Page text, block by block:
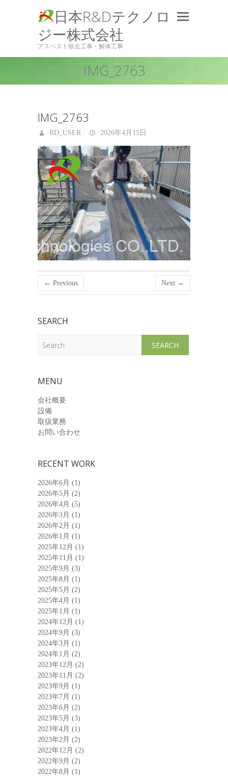
日本R&Dテクノロ
ジー株式会社
アスベスト除去工事・解体工事
IMG_2763
IMG_2763
RD_USER 2026年4月15日
← Previous Next →
SEARCH
MENU
会社概要
設備
取扱業務
お問い合わせ
RECENT WORK
2026年6月 (1)
2026年5月 (2)
2026年4月 (5)
2026年3月 (1)
2026年2月 (1)
2026年1月 (1)
2025年12月 (1)
2025年11月 (1)
2025年9月 (3)
2025年8月 (1)
2025年5月 (2)
2025年4月 (1)
2025年1月 (1)
2024年12月 (1)
2024年9月 (3)
2024年3月 (1)
2024年1月 (2)
2023年12月 (2)
2023年11月 (2)
2023年9月 (1)
2023年7月 (1)
2023年6月 (2)
2023年5月 (3)
2023年4月 (1)
2023年2月 (2)
2022年12月 (2)
2022年9月 (2)
2022年8月 (1)